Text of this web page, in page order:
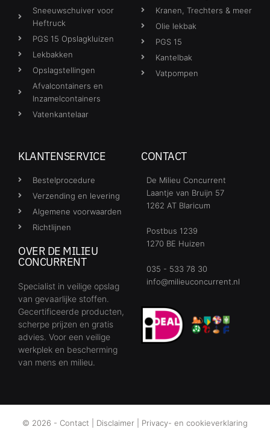
Sneeuwschuiver voor
Heftruck
PGS 15 Opslagkluizen
Lekbakken
Opslagstellingen
Afvalcontainers en
Inzamelcontainers
Vatenkantelaar
Kranen, Trechters & meer
Olie lekbak
PGS 15
Kantelbak
Vatpompen
KLANTENSERVICE
Bestelprocedure
Verzending en levering
Algemene voorwaarden
Richtlijnen
OVER DE MILIEU
CONCURRENT
Specialist in veilige opslag
van gevaarlijke stoffen.
Gecertificeerde producten,
scherpe prijzen en gratis
advies. Voor een veilige
werkplek en bescherming
van mens en milieu.
CONTACT
De Milieu Concurrent
Laantje van Bruijn 57
1262 AT Blaricum
Postbus 1239
1270 BE Huizen
035 - 533 78 30
info@milieuconcurrent.nl
© 2026 - Contact Disclaimer Privacy- en cookieverklaring